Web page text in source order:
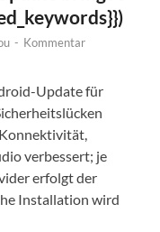
- Kommentar
Update für
verbessert; je
erfolgt der
Installation wird